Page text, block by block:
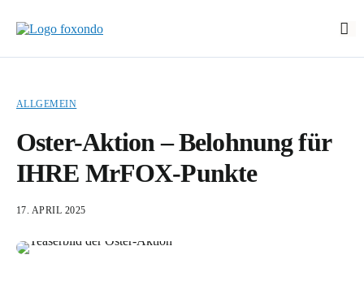
EasyStart
Preise
Über foxondo
Neuigkeiten
Demo buchen
ALLGEMEIN
Oster-Aktion – Belohnung für
IHRE MrFOX-Punkte
17. APRIL 2025